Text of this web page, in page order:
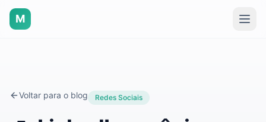
M
Voltar para o blog Redes Sociais